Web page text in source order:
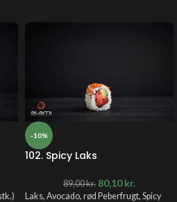
-10%
102. Spicy Laks
89,00kr. 80,10kr.
Laks, Avocado, rød Peberfrugt, Spicy